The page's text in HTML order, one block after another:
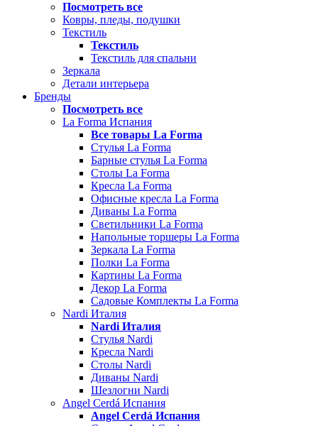
Посмотреть все
Ковры, пледы, подушки
Текстиль
Текстиль
Текстиль для спальни
Зеркала
Детали интерьера
Бренды
Посмотреть все
La Forma Испания
Все товары La Forma
Стулья La Forma
Барные стулья La Forma
Столы La Forma
Кресла La Forma
Офисные кресла La Forma
Диваны La Forma
Светильники La Forma
Напольные торшеры La Forma
Зеркала La Forma
Полки La Forma
Картины La Forma
Декор La Forma
Садовые Комплекты La Forma
Nardi Италия
Nardi Италия
Стулья Nardi
Кресла Nardi
Столы Nardi
Диваны Nardi
Шезлогни Nardi
Angel Cerdá Испания
Angel Cerdá Испания